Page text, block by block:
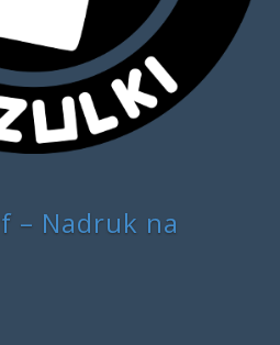
– Nadruk na